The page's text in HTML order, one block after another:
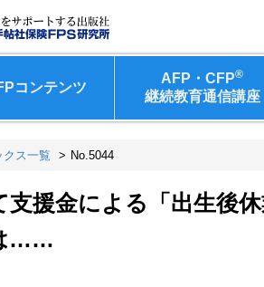
コンテンツ
AFP・CFP®
継続教育通信講座
クス一覧 No.5044
支援金による「出生後
……